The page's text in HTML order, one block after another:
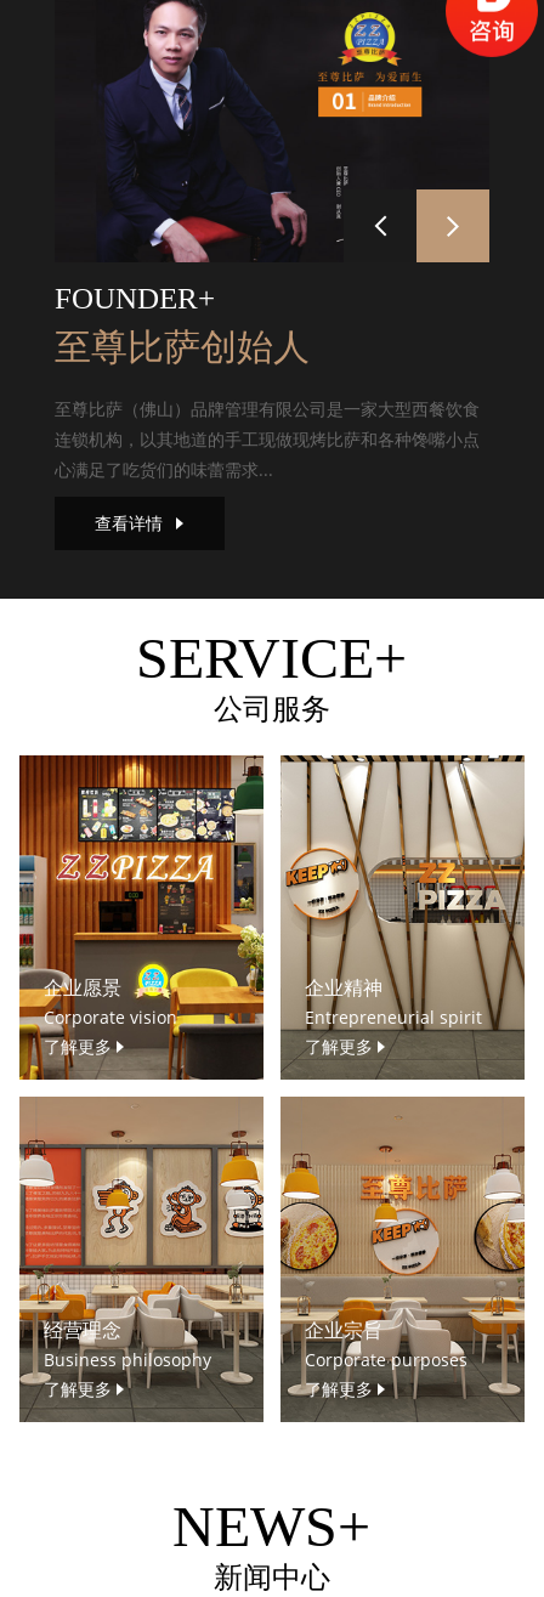
FOUNDER+
至尊比萨创始人
至尊比萨（佛山）品牌管理有限公司是一家大型西餐饮食
连锁机构，以其地道的手工现做现烤比萨和各种馋嘴小点
心满足了吃货们的味蕾需求...
查看详情
SERVICE+
公司服务
企业愿景
Corporate vision
了解更多
企业精神
Entrepreneurial spirit
了解更多
经营理念
Business philosophy
了解更多
企业宗旨
Corporate purposes
了解更多
NEWS+
新闻中心